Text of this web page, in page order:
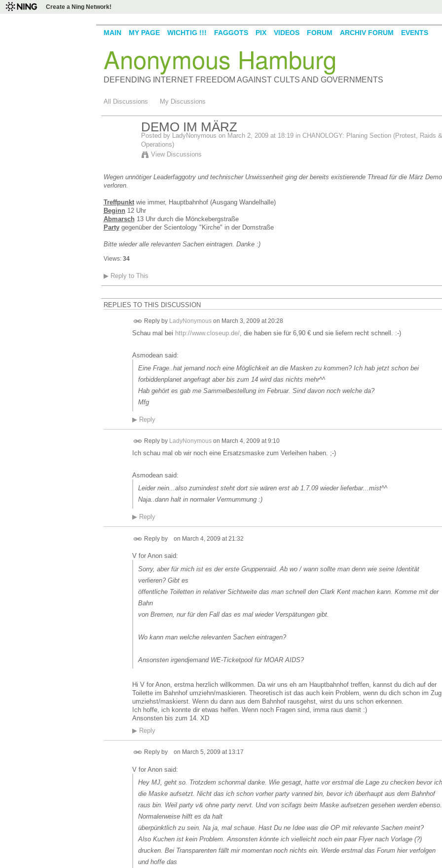
Create a Ning Network!
Anonymous Hamburg
DEFENDING INTERNET FREEDOM AGAINST CULTS AND GOVERNMENTS
MAIN MY PAGE WICHTIG !!! FAGGOTS PIX VIDEOS FORUM ARCHIV FORUM EVENTS
All Discussions My Discussions
DEMO IM MÄRZ
Posted by LadyNonymous on March 2, 2009 at 18:19 in CHANOLOGY: Planing Section (Protest, Raids &
Operations)
View Discussions
Wegen unnötiger Leaderfaggotry und technischer Unwissenheit ging der bereits existierende Thread für die März Demo
verloren.
Treffpunktwie immer, Hauptbahnhof (Ausgang Wandelhalle)
Beginn 12 Uhr
Abmarsch 13 Uhr durch die Mönckebergstraße
Partygegenüber der Scientology "Kirche" in der Domstraße
Bitte wieder alle relevanten Sachen eintragen. Danke :)
Views: 34
▶Reply to This
REPLIES TO THIS DISCUSSION
Reply by LadyNonymouson March 3, 2009 at 20:28
Schau mal bei http://www.closeup.de/, die haben sie für 6,90 € und sie liefern recht schnell. :-)
Asmodean said:
Eine Frage..hat jemand noch eine Möglichkeit an die Masken zu kommen? Ich hab jetzt schon bei
forbiddenplanet angefragt aber bis zum 14 wird das nichts mehr^^
Hab gehört es gab me Sammelbestellung im Februar. Sind davon noch welche da?
Mfg
▶Reply
Reply by LadyNonymouson March 4, 2009 at 9:10
Ich schau mal ob wir noch eine Ersatzsmaske zum Verleihen haben. ;-)
Asmodean said:
Leider nein...also zumindest steht dort sie wären erst ab 1.7.09 wieder lieferbar...mist^^
Naja..dann halt in normaler Vermummung :)
▶Reply
Reply by on March 4, 2009 at 21:32
V for Anon said:
Sorry, aber für mich ist es der erste Gruppenraid. Ab wo / wann sollte man denn wie seine Identität
verlieren? Gibt es
öffentliche Toiletten in relativer Sichtweite das man schnell den Clark Kent machen kann. Komme mit der
Bahn
von Bremen, nur für den Fall das es mal wieder Verspätungen gibt.
Wo kann man welche relevanten Sachen eintragen?
Ansonsten irgendjemand WE-Ticketpool für MOAR AIDS?
Hi V for Anon, erstma herzlich willkommen. Da wir uns eh am Hauptbahnhof treffen, kannst du dich auf der
Toilette im Bahnhof umziehn/maskieren. Theoretisch ist das auch kein Problem, wenn du dich schon im Zug
umziehst/maskierst. Wenn du dann aus dem Bahnhof rausgehst, wirst du uns schon erkennen.
Ich hoffe, ich konnte dir etwas helfen. Wenn noch Fragen sind, imma raus damit :)
Ansonsten bis zum 14. XD
▶Reply
Reply by on March 5, 2009 at 13:17
V for Anon said:
Hey MJ, geht so. Trotzdem schonmal danke. Wie gesagt, hatte vor erstmal die Lage zu checken bevor ich
die Maske aufsetzt. Nicht das ich schon vorher party vanned bin, bevor ich überhaupt aus dem Bahnhof
raus bin. Weil party v& ohne party nervt. Und von scifags beim Maske aufsetzen gesehen werden ebenso.
Normalerweise hilft es da halt
überpünktlich zu sein. Na ja, mal schaue. Hast Du ne Idee was die OP mit relevante Sachen meint?
Also Kuchen ist kein Problem. Ansonsten könnte ich vielleicht noch ein paar Flyer nach Vorlage (?)
drucken. Bei Transparenten fällt mir momentan noch nichts ein. Werde erstmal das Forum hier verfolgen
und hoffe das